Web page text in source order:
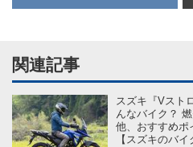
関連記事
スズキ『Vスト
んなバイク？
他、おすすめポ
【スズキのバ